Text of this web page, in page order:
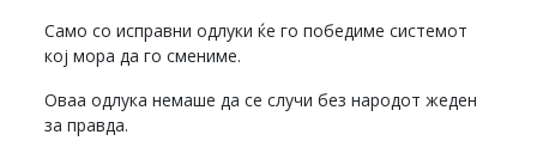
Само со исправни одлуки ќе го победиме системот
кој мора да го смениме.
Оваа одлука немаше да се случи без народот жеден
за правда.